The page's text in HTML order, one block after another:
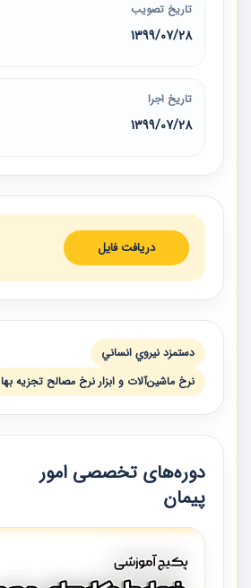
تاریخ تصویب
1399/07/28
تاریخ اجرا
1399/07/28
دریافت فایل
دستمزد نيروي انساني
نرخ ماشين‌آلات و ابزار نرخ مصالح تجزيه بها
دوره‌های تخصصی امور
پیمان